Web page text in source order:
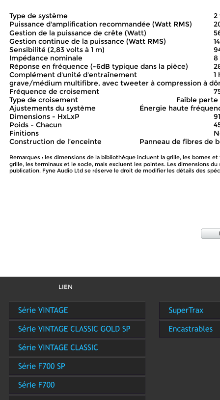
Type de système
2
Puissance d'amplification recommandée (Watt RMS)
Gestion de la puissance de crête (Watt)
Gestion continue de la puissance (Watt RMS)
Sensibilité (2,83 volts à 1 m)
Impédance nominale
8
Réponse en fréquence (-6dB typique dans la pièce)
Complément d'unité d'entraînement
1
grave/médium multifibre, avec tweeter à compression à
Fréquence de croisement
Type de croisement
Faible
Ajustements du système
Énergie haute
Dimensions - HxLxP
Poids - Chacun
Finitions
Construction de l’enceinte
Panneau de fibres de
Remarques : les dimensions de la bibliothèque incluent la grille, les bornes
grille, les terminaux et le socle, mais excluent les pointes. Les dimensions
publication. Fyne Audio Ltd se réserve le droit de modifier les détails des
LIEN